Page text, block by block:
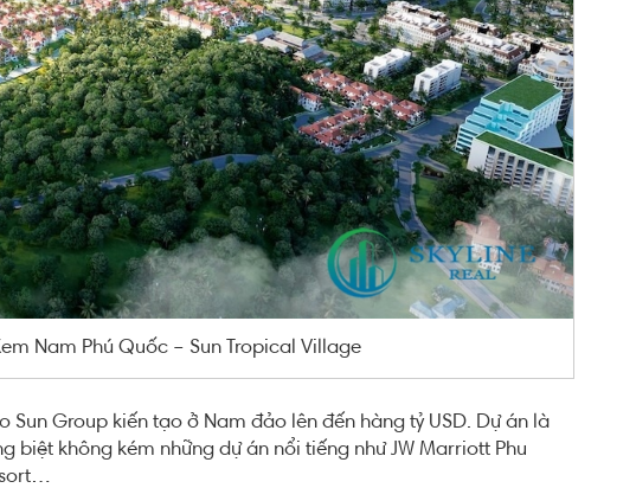
Nam Phú Quốc – Sun Tropical Village
Group kiến tạo ở Nam đảo lên đến hàng tỷ USD. Dự án là
không kém những dự án nổi tiếng như JW Marriott Phu